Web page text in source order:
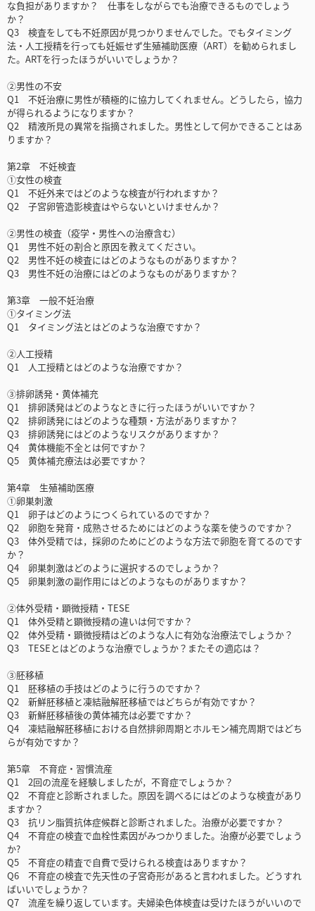
な負担がありますか？ 仕事をしながらでも治療できるものでしょう
か？
Q3 検査をしても不妊原因が見つかりませんでした。でもタイミング
法・人工授精を行っても妊娠せず生殖補助医療（ART）を勧められまし
た。ARTを行ったほうがいいでしょうか？
②男性の不安
Q1 不妊治療に男性が積極的に協力してくれません。どうしたら，協力
が得られるようになりますか？
Q2 精液所見の異常を指摘されました。男性として何かできることはあ
りますか？
第2章 不妊検査
①女性の検査
Q1 不妊外来ではどのような検査が行われますか？
Q2 子宮卵管造影検査はやらないといけませんか？
②男性の検査（疫学・男性への治療含む）
Q1 男性不妊の割合と原因を教えてください。
Q2 男性不妊の検査にはどのようなものがありますか？
Q3 男性不妊の治療にはどのようなものがありますか？
第3章 一般不妊治療
①タイミング法
Q1 タイミング法とはどのような治療ですか？
②人工授精
Q1 人工授精とはどのような治療ですか？
③排卵誘発・黄体補充
Q1 排卵誘発はどのようなときに行ったほうがいいですか？
Q2 排卵誘発にはどのような種類・方法がありますか？
Q3 排卵誘発にはどのようなリスクがありますか？
Q4 黄体機能不全とは何ですか？
Q5 黄体補充療法は必要ですか？
第4章 生殖補助医療
①卵巣刺激
Q1 卵子はどのようにつくられているのですか？
Q2 卵胞を発育・成熟させるためにはどのような薬を使うのですか？
Q3 体外受精では，採卵のためにどのような方法で卵胞を育てるのです
か？
Q4 卵巣刺激はどのように選択するのでしょうか？
Q5 卵巣刺激の副作用にはどのようなものがありますか？
②体外受精・顕微授精・TESE
Q1 体外受精と顕微授精の違いは何ですか？
Q2 体外受精・顕微授精はどのような人に有効な治療法でしょうか？
Q3 TESEとはどのような治療でしょうか？またその適応は？
③胚移植
Q1 胚移植の手技はどのように行うのですか？
Q2 新鮮胚移植と凍結融解胚移植ではどちらが有効ですか？
Q3 新鮮胚移植後の黄体補充は必要ですか？
Q4 凍結融解胚移植における自然排卵周期とホルモン補充周期ではどち
らが有効ですか？
第5章 不育症・習慣流産
Q1 2回の流産を経験しましたが，不育症でしょうか？
Q2 不育症と診断されました。原因を調べるにはどのような検査があり
ますか？
Q3 抗リン脂質抗体症候群と診断されました。治療が必要ですか？
Q4 不育症の検査で血栓性素因がみつかりました。治療が必要でしょう
か?
Q5 不育症の精査で自費で受けられる検査はありますか？
Q6 不育症の検査で先天性の子宮奇形があると言われました。どうすれ
ばいいでしょうか？
Q7 流産を繰り返しています。夫婦染色体検査は受けたほうがいいので